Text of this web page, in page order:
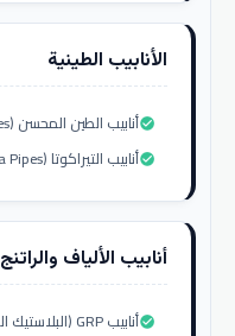
الأنابيب الطينية
أنابيب الطين المحسن (Vitrified Clay Pipes)check_circle
أنابيب التيراكوتا (Terracotta Pipes)check_circle
أنابيب الألياف والراتنج
أنابيب GRP (البلاستيك المقوى بالألياف الزجاجية)check_circle